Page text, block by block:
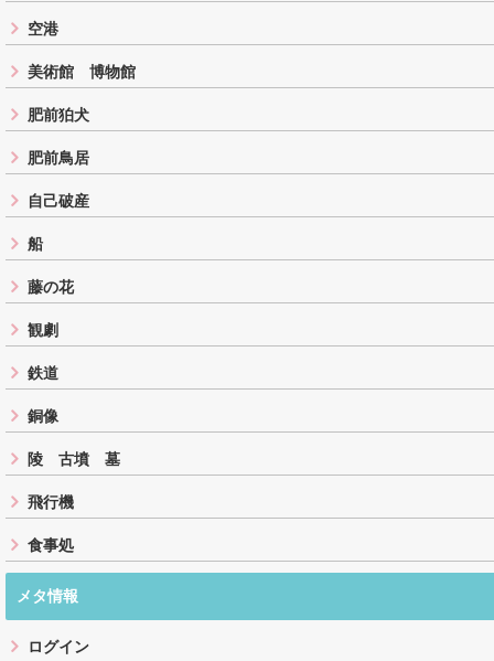
空港
美術館 博物館
肥前狛犬
肥前鳥居
自己破産
船
藤の花
観劇
鉄道
銅像
陵 古墳 墓
飛行機
食事処
メタ情報
ログイン